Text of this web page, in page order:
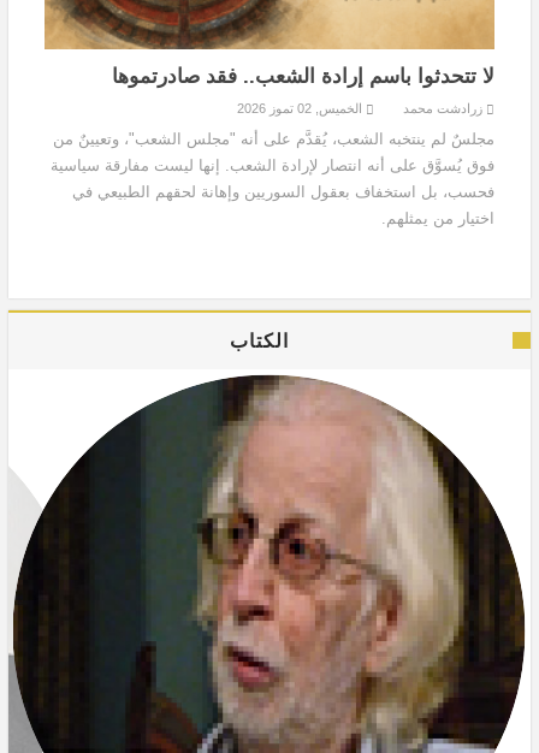
لا تتحدثوا باسم إرادة الشعب.. فقد صادرتموها
زرادشت محمد الخميس, 02 تموز 2026
مجلسٌ لم ينتخبه الشعب، يُقدَّم على أنه "مجلس الشعب"، وتعيينٌ من
فوق يُسوَّق على أنه انتصار لإرادة الشعب. إنها ليست مفارقة سياسية
فحسب، بل استخفاف بعقول السوريين وإهانة لحقهم الطبيعي في
اختيار من يمثلهم.
الكتاب